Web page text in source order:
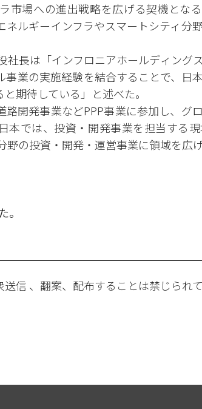
市場への進出戦略を広げる契機とな
ルギーインフラやスマートシティ分
社長は「インフロニアホールディング
業の実施経験を結合することで、日
期待している」と述べた。
開発事業などPPP事業に参加し、グ
本では、投資・開発事業を担当する
の投資・開発・運営事業に領域を広げ
。
信 、翻案、配布することは禁じられて